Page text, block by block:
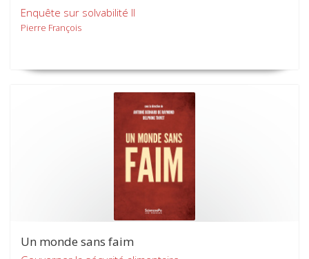
Enquête sur solvabilité II
Pierre François
Un monde sans faim